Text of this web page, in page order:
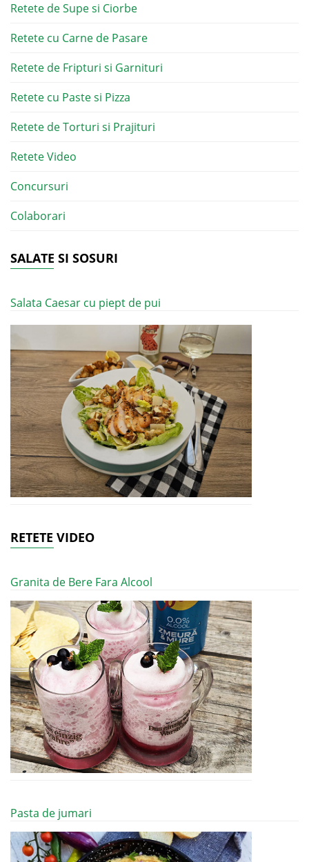
Retete de Supe si Ciorbe
Retete cu Carne de Pasare
Retete de Fripturi si Garnituri
Retete cu Paste si Pizza
Retete de Torturi si Prajituri
Retete Video
Concursuri
Colaborari
SALATE SI SOSURI
Salata Caesar cu piept de pui
RETETE VIDEO
Granita de Bere Fara Alcool
Pasta de jumari